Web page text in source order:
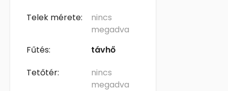
Telek mérete:
nincs
megadva
Fűtés:
távhő
Tetőtér:
nincs
megadva